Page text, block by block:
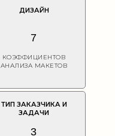
ДИЗАЙН
7
3
ТИП ЗАКАЗЧИКА И
ЗАДАЧИ
КОЭФФИЦИЕНТОВ
АНАЛИЗА МАКЕТОВ